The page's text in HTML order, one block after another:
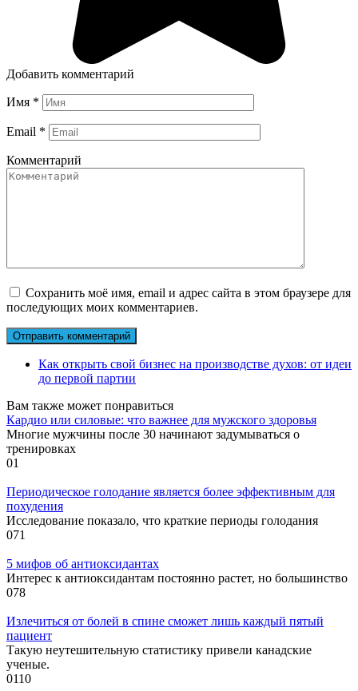
Добавить комментарий
Имя *
Email *
Комментарий
Сохранить моё имя, email и адрес сайта в этом браузере для
последующих моих комментариев.
Как открыть свой бизнес на производстве духов: от идеи
до первой партии
Вам также может понравиться
Кардио или силовые: что важнее для мужского здоровья
Многие мужчины после 30 начинают задумываться о
тренировках
01
Периодическое голодание является более эффективным для
похудения
Исследование показало, что краткие периоды голодания
071
5 мифов об антиоксидантах
Интерес к антиоксидантам постоянно растет, но большинство
078
Излечиться от болей в спине сможет лишь каждый пятый
пациент
Такую неутешительную статистику привели канадские
ученые.
0110